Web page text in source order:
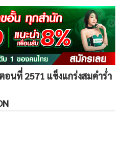
อนที่ 2571 แข็งแกร่งสมคำร่ำ